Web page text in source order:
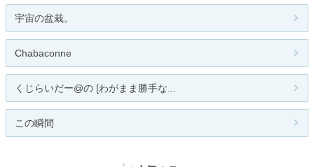
宇宙の盆栽。
Chabaconne
くじらいだー@の [わがまま勝手な...
この瞬間